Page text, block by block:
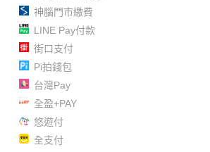
神腦門市繳費
LINE Pay付款
街口支付
Pi拍錢包
台灣Pay
全盈+PAY
悠遊付
全支付